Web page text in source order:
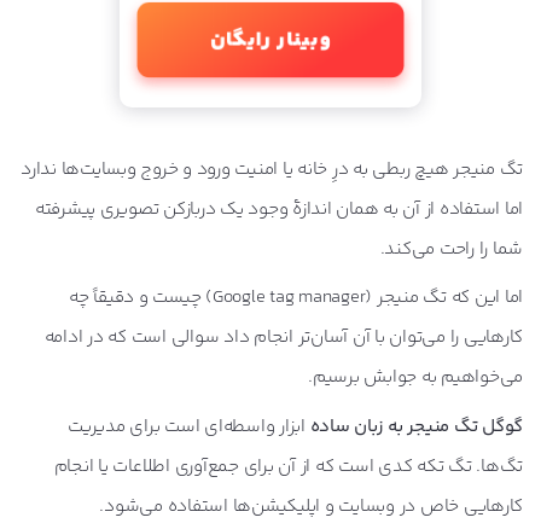
وبینار رایگان
تگ منیجر هیچ ربطی به درِ خانه یا امنیت ورود و خروج وبسایت‌ها ندارد
اما استفاده از آن به همان اندازۀ وجود یک دربازکن تصویری پیشرفته
شما را راحت می‌کند.
اما این که تگ منیجر (Google tag manager) چیست و دقیقاً چه
کارهایی را می‌توان با آن آسان‌تر انجام داد سوالی است که در ادامه
می‌خواهیم به جوابش برسیم.
گوگل تگ منیجر به زبان ساده ابزار واسطه‌ای است برای مدیریت
تگ‌ها. تگ‌ تکه کدی است که از آن برای جمع‌آوری اطلاعات یا انجام
کارهایی خاص در وبسایت و اپلیکیشن‌ها استفاده می‌شود.